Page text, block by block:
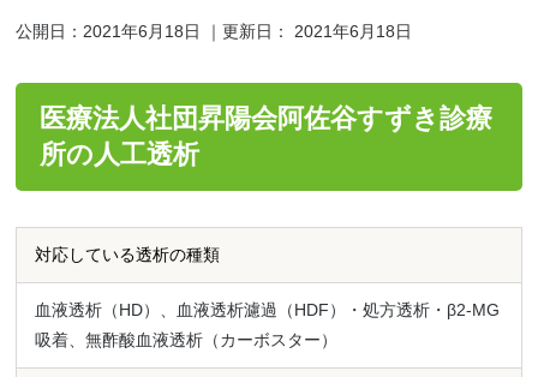
公開日： 2021年6月18日 ｜更新日： 2021年6月18日
医療法人社団昇陽会阿佐谷すずき診療
所の人工透析
対応している透析の種類
血液透析（HD）、血液透析濾過（HDF）・処方透析・β2-MG
吸着、無酢酸血液透析（カーボスター）